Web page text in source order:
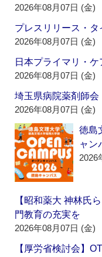
2026年08月07日 (金)
プレスリリース・
2026年08月07日 (金)
日本プライマリ・
2026年08月07日 (金)
埼玉県病院薬剤師
2026年08月07日 (金)
徳島
ャン
2026
【昭和薬大 神林氏
門教育の充実を
2026年08月07日 (金)
【厚労省検討会】